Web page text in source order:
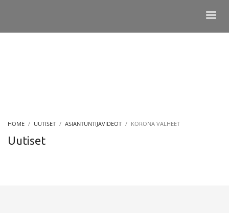
HOME UUTISET ASIANTUNTIJAVIDEOT KORONA VALHEET
Uutiset